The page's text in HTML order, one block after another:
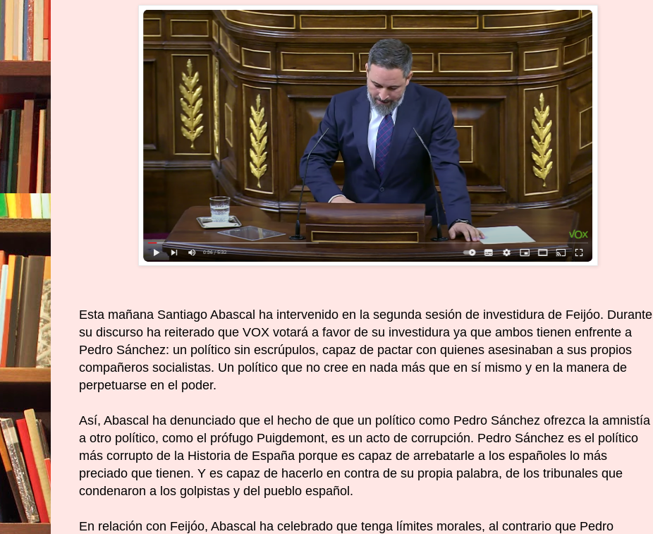
Esta mañana Santiago Abascal ha intervenido en la segunda sesión de investidura de Feijóo. Durante
su discurso ha reiterado que VOX votará a favor de su investidura ya que ambos tienen enfrente a
Pedro Sánchez: un político sin escrúpulos, capaz de pactar con quienes asesinaban a sus propios
compañeros socialistas. Un político que no cree en nada más que en sí mismo y en la manera de
perpetuarse en el poder.
Así, Abascal ha denunciado que el hecho de que un político como Pedro Sánchez ofrezca la amnistía
a otro político, como el prófugo Puigdemont, es un acto de corrupción. Pedro Sánchez es el político
más corrupto de la Historia de España porque es capaz de arrebatarle a los españoles lo más
preciado que tienen. Y es capaz de hacerlo en contra de su propia palabra, de los tribunales que
condenaron a los golpistas y del pueblo español.
En relación con Feijóo, Abascal ha celebrado que tenga límites morales, al contrario que Pedro